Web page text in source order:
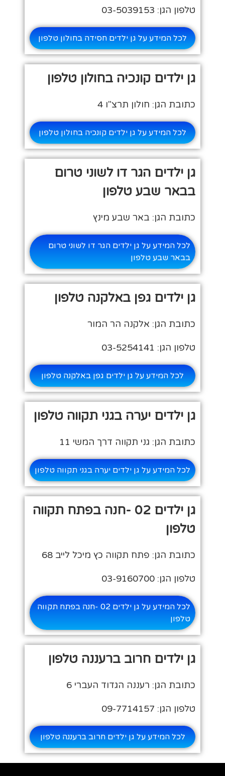
טלפון הגן: 03-5039153
לכל המידע על גן ילדים חסידה בחולון טלפון
גן ילדים קונכיה בחולון טלפון
כתובת הגן: חולון תרצ"ו 4
לכל המידע על גן ילדים קונכיה בחולון טלפון
גן ילדים הגר דו לשוני טרום
בבאר שבע טלפון
כתובת הגן: באר שבע מינץ
לכל המידע על גן ילדים הגר דו לשוני טרום
בבאר שבע טלפון
גן ילדים גפן באלקנה טלפון
כתובת הגן: אלקנה הר המור
טלפון הגן: 03-5254141
לכל המידע על גן ילדים גפן באלקנה טלפון
גן ילדים יערה בגני תקווה טלפון
כתובת הגן: גני תקווה דרך המשי 11
לכל המידע על גן ילדים יערה בגני תקווה טלפון
גן ילדים 02 -חנה בפתח תקווה
טלפון
כתובת הגן: פתח תקווה כץ מיכל לייב 68
טלפון הגן: 03-9160700
לכל המידע על גן ילדים 02 -חנה בפתח תקווה
טלפון
גן ילדים חרוב ברעננה טלפון
כתובת הגן: רעננה הגדוד העברי 6
טלפון הגן: 09-7714157
לכל המידע על גן ילדים חרוב ברעננה טלפון